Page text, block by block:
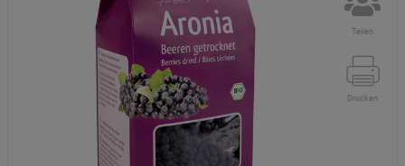
Teilen
Drucken